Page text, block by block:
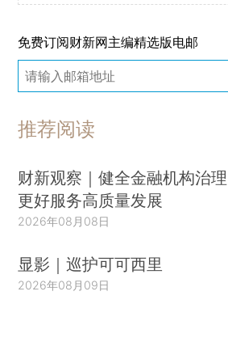
免费订阅财新网主编精选版电邮
推荐阅读
财新观察｜健全金融机构治理
更好服务高质量发展
2026年08月08日
显影｜巡护可可西里
2026年08月09日